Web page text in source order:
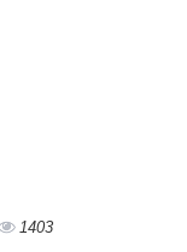
1403